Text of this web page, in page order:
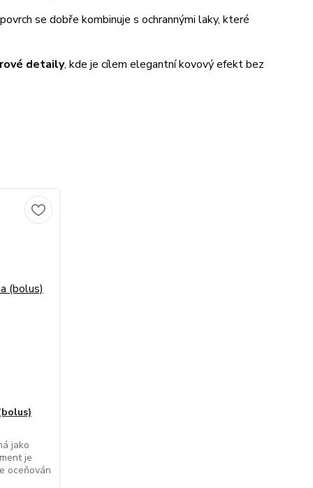
se dobře kombinuje s ochrannými laky, které
detaily, kde je cílem elegantní kovový efekt bez
jako
je
oceňován